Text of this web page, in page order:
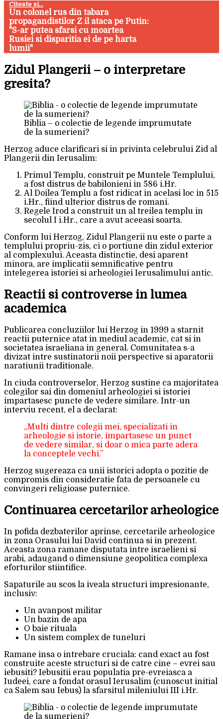
Citeste si...
Un colonel rus din tabara
propagandistilor Z il ataca pe Putin:
"S-ar putea sfarsi cu moartea
Rusiei si disparitia ei de pe harta
lumii"
Zidul Plangerii – o interpretare
gresita?
Biblia – o colectie de legende imprumutate
de la sumerieni?
Herzog aduce clarificari si in privinta celebrului Zid al
Plangerii din Ierusalim:
Primul Templu, construit pe Muntele Templului,
a fost distrus de babilonieni in 586 i.Hr.
Al Doilea Templu a fost ridicat in acelasi loc in 515
i.Hr., fiind ulterior distrus de romani.
Regele Irod a construit un al treilea templu in
secolul I i.Hr., care a avut aceeasi soarta.
Conform lui Herzog, Zidul Plangerii nu este o parte a
templului propriu-zis, ci o portiune din zidul exterior
al complexului. Aceasta distinctie, desi aparent
minora, are implicatii semnificative pentru
intelegerea istoriei si arheologiei Ierusalimului antic.
Reactii si controverse in lumea
academica
Publicarea concluziilor lui Herzog in 1999 a starnit
reactii puternice atat in mediul academic, cat si in
societatea israeliana in general. Comunitatea s-a
divizat intre sustinatorii noii perspective si aparatorii
naratiunii traditionale.
In ciuda controverselor, Herzog sustine ca majoritatea
colegilor sai din domeniul arheologiei si istoriei
impartasesc puncte de vedere similare. Intr-un
interviu recent, el a declarat:
„Multi dintre colegii mei, specializati in
arheologie si istorie, impartasesc un punct
de vedere similar, si doar o mica parte adera
la conceptele vechi.”
Herzog sugereaza ca unii istorici adopta o pozitie de
compromis din consideratie fata de persoanele cu
convingeri religioase puternice.
Continuarea cercetarilor arheologice
In pofida dezbaterilor aprinse, cercetarile arheologice
in zona Orasului lui David continua si in prezent.
Aceasta zona ramane disputata intre israelieni si
arabi, adaugand o dimensiune geopolitica complexa
eforturilor stiintifice.
Sapaturile au scos la iveala structuri impresionante,
inclusiv:
Un avanpost militar
Un bazin de apa
O baie rituala
Un sistem complex de tuneluri
Ramane insa o intrebare cruciala: cand exact au fost
construite aceste structuri si de catre cine – evrei sau
iebusiti? Iebusitii erau populatia pre-evreiasca a
Iudeei, care a fondat orasul Ierusalim (cunoscut initial
ca Salem sau Iebus) la sfarsitul mileniului III i.Hr.